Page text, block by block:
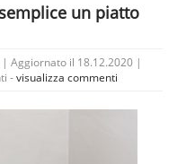
un piatto
Aggiornato il 18.12.2020 |
-visualizza commenti